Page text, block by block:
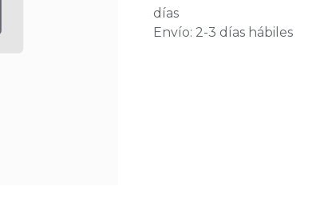
días
Envío: 2-3 días hábiles